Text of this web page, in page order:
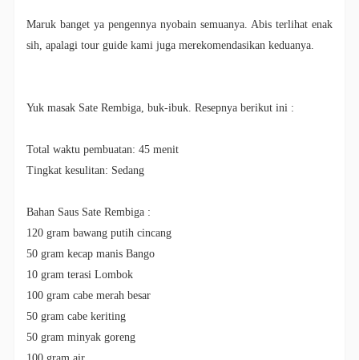
Maruk banget ya pengennya nyobain semuanya. Abis terlihat enak
sih, apalagi tour guide kami juga merekomendasikan keduanya.
Yuk masak Sate Rembiga, buk-ibuk. Resepnya berikut ini :
Total waktu pembuatan: 45 menit
Tingkat kesulitan: Sedang
Bahan Saus Sate Rembiga :
120 gram bawang putih cincang
50 gram kecap manis Bango
10 gram terasi Lombok
100 gram cabe merah besar
50 gram cabe keriting
50 gram minyak goreng